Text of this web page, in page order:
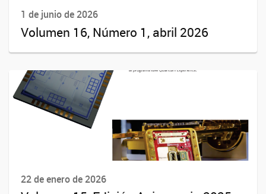
1 de junio de 2026
Volumen 16, Número 1, abril 2026
22 de enero de 2026